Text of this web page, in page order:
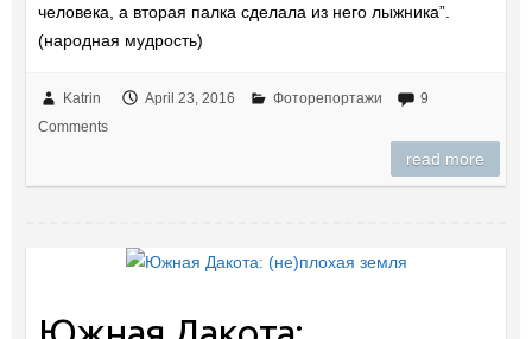
человека, а вторая палка сделала из него лыжника”.
(народная мудрость)
Katrin April 23, 2016 Фоторепортажи
9
Comments
read more